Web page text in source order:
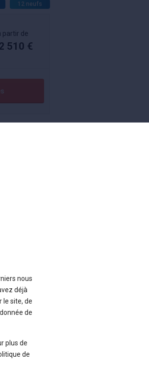
12 neufs
partir de
510 €
nous
déjà
le site, de
de
plus de
de